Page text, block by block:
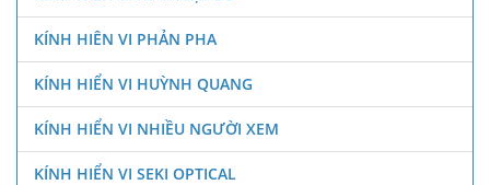
KÍNH HIÊN VI PHẢN PHA
KÍNH HIỂN VI HUỲNH QUANG
KÍNH HIỂN VI NHIỀU NGƯỜI XEM
KÍNH HIỂN VI SEKI OPTICAL